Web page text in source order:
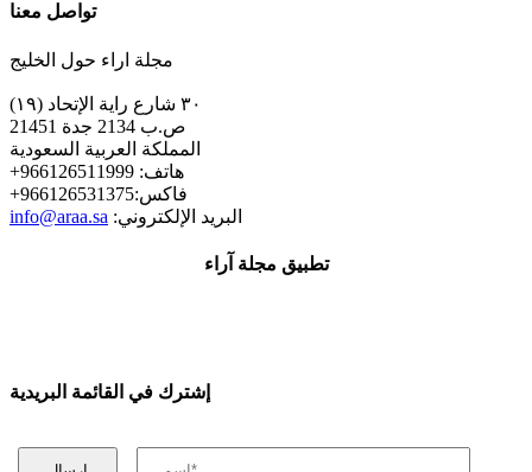
تواصل معنا
مجلة اراء حول الخليج
٣٠ شارع راية الإتحاد (١٩)
ص.ب 2134 جدة 21451
المملكة العربية السعودية
+هاتف: 966126511999
+فاكس:966126531375
info@araa.sa :البريد الإلكتروني
تطبيق مجلة آراء
إشترك في القائمة البريدية